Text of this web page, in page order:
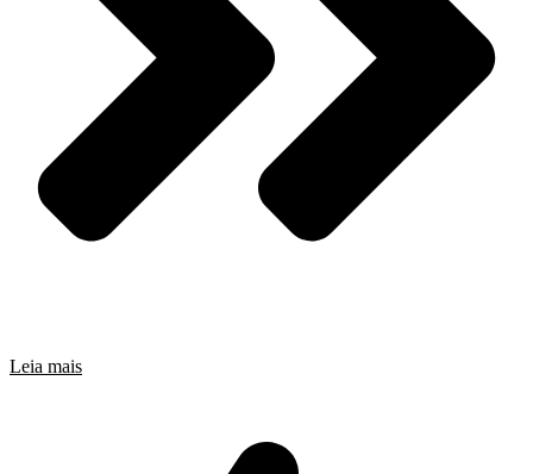
Leia mais